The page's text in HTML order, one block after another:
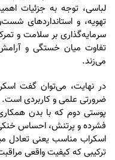
لباسی، توجه به جزئیات
تهویه، و استانداردهای
سرمایه‌گذاری بر سلامت و
تفاوت میان خستگی و
می‌زند.
در نهایت، می‌توان گفت
ضرورتی علمی و کاربردی است.
پوستی دوم که با بدن
فشرده و پرتنش، احساس
اسکراب مناسب یعنی تعادل
ترکیبی که کیفیت واقعی